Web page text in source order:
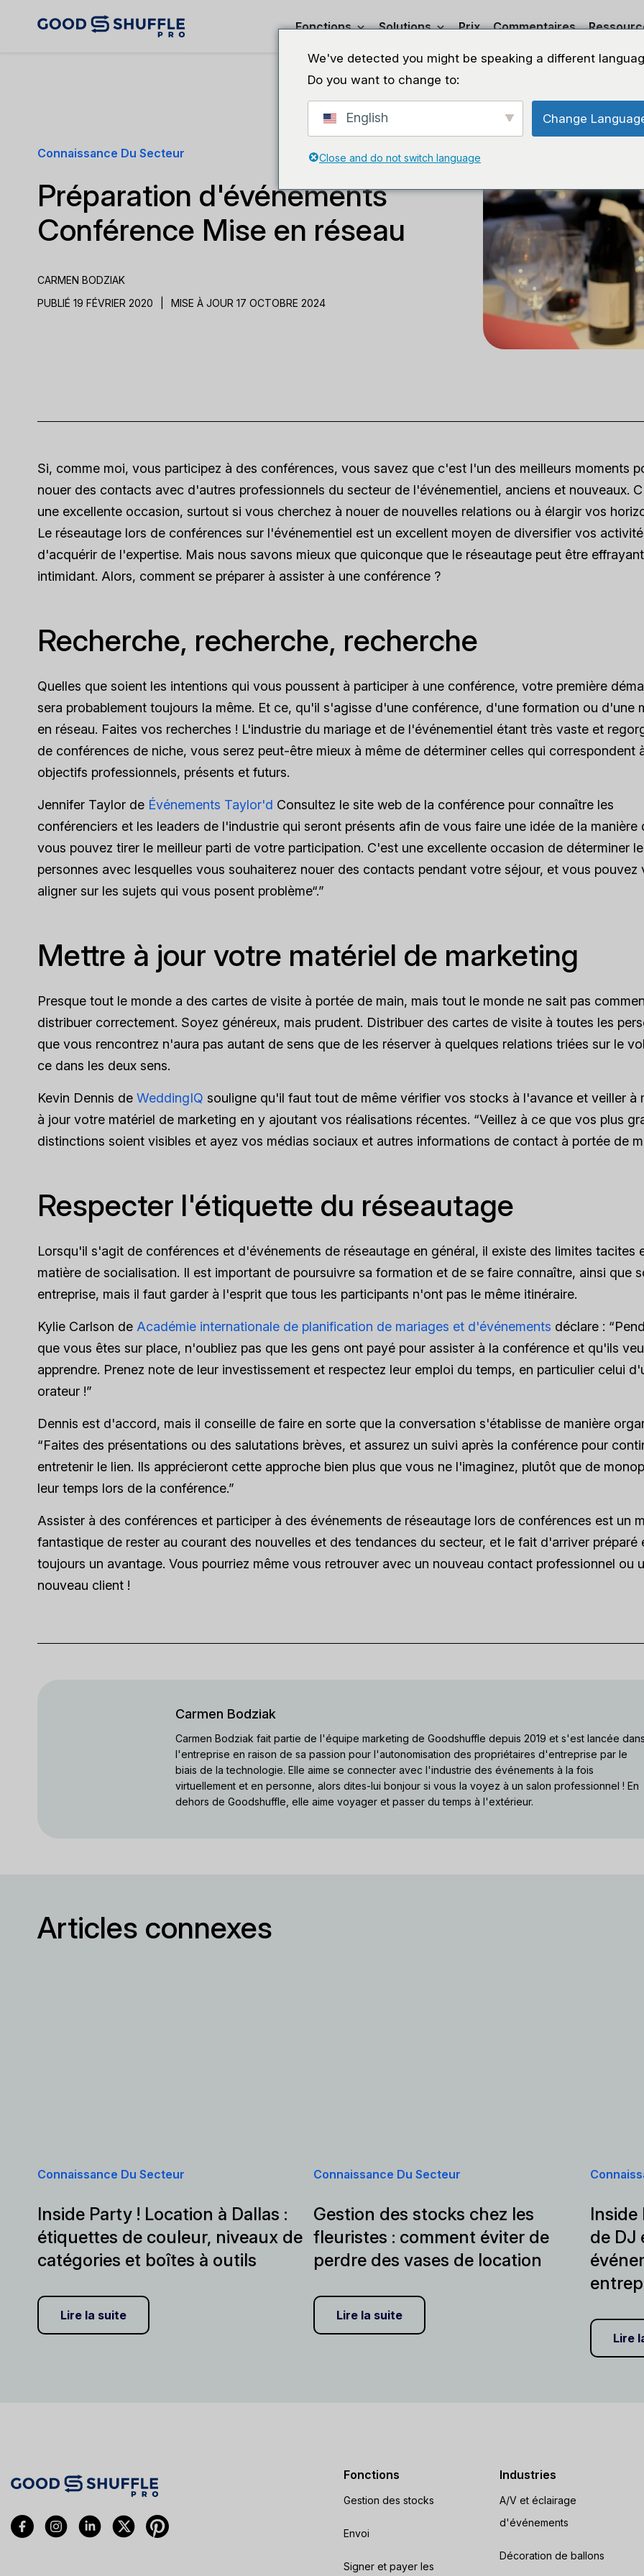
Fonctions Solutions Prix Commentaires
Connaissance Du Secteur
Préparation d'événements
Conférence Mise en réseau
CARMEN BODZIAK
PUBLIÉ 19 FÉVRIER 2020
MISE À JOUR 17 OCTOBRE 2024
Si, comme moi, vous participez à des conférences, vous savez que c'est l'un des meilleurs moments
nouer des contacts avec d'autres professionnels du secteur de l'événementiel, anciens et nouveaux.
une excellente occasion, surtout si vous cherchez à nouer de nouvelles relations ou à élargir vos
Le réseautage lors de conférences sur l'événementiel est un excellent moyen de diversifier vos
d'acquérir de l'expertise. Mais nous savons mieux que quiconque que le réseautage peut être
intimidant. Alors, comment se préparer à assister à une conférence ?
Recherche, recherche, recherche
Quelles que soient les intentions qui vous poussent à participer à une conférence, votre première
sera probablement toujours la même. Et ce, qu'il s'agisse d'une conférence, d'une formation ou d'une
en réseau. Faites vos recherches ! L'industrie du mariage et de l'événementiel étant très vaste et
de conférences de niche, vous serez peut-être mieux à même de déterminer celles qui correspondent
objectifs professionnels, présents et futurs.
Jennifer Taylor de Événements Taylor'd Consultez le site web de la conférence pour connaître les
conférenciers et les leaders de l'industrie qui seront présents afin de vous faire une idée de la manière
vous pouvez tirer le meilleur parti de votre participation. C'est une excellente occasion de déterminer
personnes avec lesquelles vous souhaiterez nouer des contacts pendant votre séjour, et vous pouvez
aligner sur les sujets qui vous posent problème“.”
Mettre à jour votre matériel de marketing
Presque tout le monde a des cartes de visite à portée de main, mais tout le monde ne sait pas
distribuer correctement. Soyez généreux, mais prudent. Distribuer des cartes de visite à toutes les
que vous rencontrez n'aura pas autant de sens que de les réserver à quelques relations triées sur le
ce dans les deux sens.
Kevin Dennis de WeddingIQ souligne qu'il faut tout de même vérifier vos stocks à l'avance et veiller à
à jour votre matériel de marketing en y ajoutant vos réalisations récentes. “Veillez à ce que vos plus
distinctions soient visibles et ayez vos médias sociaux et autres informations de contact à portée de
Respecter l'étiquette du réseautage
Lorsqu'il s'agit de conférences et d'événements de réseautage en général, il existe des limites tacites
matière de socialisation. Il est important de poursuivre sa formation et de se faire connaître, ainsi que
entreprise, mais il faut garder à l'esprit que tous les participants n'ont pas le même itinéraire.
Kylie Carlson de Académie internationale de planification de mariages et d'événements déclare :
que vous êtes sur place, n'oubliez pas que les gens ont payé pour assister à la conférence et qu'ils
apprendre. Prenez note de leur investissement et respectez leur emploi du temps, en particulier celui
orateur !”
Dennis est d'accord, mais il conseille de faire en sorte que la conversation s'établisse de manière
“Faites des présentations ou des salutations brèves, et assurez un suivi après la conférence pour
entretenir le lien. Ils apprécieront cette approche bien plus que vous ne l'imaginez, plutôt que de
leur temps lors de la conférence.”
Assister à des conférences et participer à des événements de réseautage lors de conférences est un
fantastique de rester au courant des nouvelles et des tendances du secteur, et le fait d'arriver préparé
toujours un avantage. Vous pourriez même vous retrouver avec un nouveau contact professionnel ou
nouveau client !
Carmen Bodziak
Carmen Bodziak fait partie de l'équipe marketing de Goodshuffle depuis 2019 et s'est lancée
l'entreprise en raison de sa passion pour l'autonomisation des propriétaires d'entreprise par le
biais de la technologie. Elle aime se connecter avec l'industrie des événements à la fois
virtuellement et en personne, alors dites-lui bonjour si vous la voyez à un salon professionnel ! En
dehors de Goodshuffle, elle aime voyager et passer du temps à l'extérieur.
Articles connexes
Connaissance Du Secteur
Inside Party ! Location à Dallas :
étiquettes de couleur, niveaux de
catégories et boîtes à outils
Lire la suite
Connaissance Du Secteur
Gestion des stocks chez les
fleuristes : comment éviter de
perdre des vases de location
Lire la suite
Inside
de DJ
Lire
Fonctions
Gestion des stocks
Envoi
Signer et payer les
Industries
A/V et éclairage
d'événements
Décoration de ballons
We've detected you might be speaking a different
Do you want to change to:
English Change
Close and do not switch language